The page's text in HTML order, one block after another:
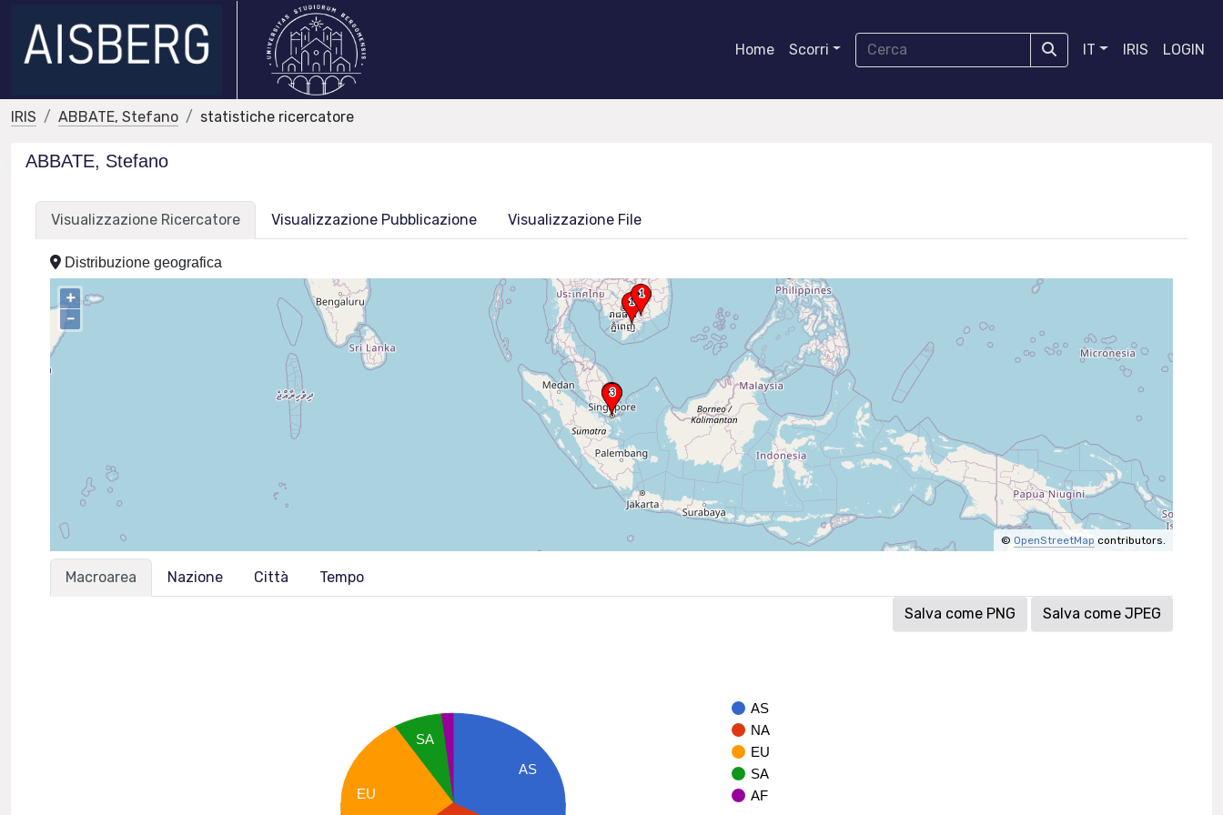
Home Scorri IT IRIS LOGIN
IRIS ABBATE, Stefano statistiche ricercatore
ABBATE, Stefano
Visualizzazione Ricercatore Visualizzazione Pubblicazione Visualizzazione File
Distribuzione geografica
+
–
© OpenStreetMap contributors.
Macroarea Nazione Città Tempo
Salva come PNG Salva come JPEG
AS
NA
EU
SA
AF
AS
SA
EU